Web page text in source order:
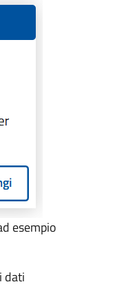
esempio
dati